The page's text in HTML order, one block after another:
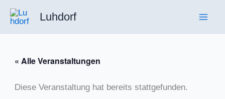
Zum
Inhalt
Luhdorf
« Alle Veranstaltungen
Diese Veranstaltung hat bereits stattgefunden.